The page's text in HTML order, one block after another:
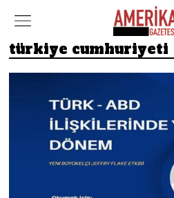
türkiye cumhuriyeti